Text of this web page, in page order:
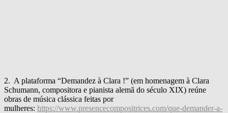
2. A plataforma “Demandez à Clara !” (em homenagem à Clara
Schumann, compositora e pianista alemã do século XIX) reúne
obras de música clássica feitas por
mulheres: https://www.presencecompositrices.com/que-demander-a-